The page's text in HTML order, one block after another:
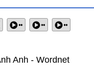
•• •• ••
Anh - Wordnet